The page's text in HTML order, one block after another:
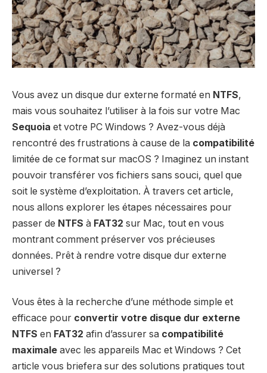
Vous avez un disque dur externe formaté en NTFS,
mais vous souhaitez l’utiliser à la fois sur votre Mac
Sequoia et votre PC Windows ? Avez-vous déjà
rencontré des frustrations à cause de la compatibilité
limitée de ce format sur macOS ? Imaginez un instant
pouvoir transférer vos fichiers sans souci, quel que
soit le système d’exploitation. À travers cet article,
nous allons explorer les étapes nécessaires pour
passer de NTFS à FAT32 sur Mac, tout en vous
montrant comment préserver vos précieuses
données. Prêt à rendre votre disque dur externe
universel ?
Vous êtes à la recherche d’une méthode simple et
efficace pour convertir votre disque dur externe
NTFS en FAT32 afin d’assurer sa compatibilité
maximale avec les appareils Mac et Windows ? Cet
article vous briefera sur des solutions pratiques tout